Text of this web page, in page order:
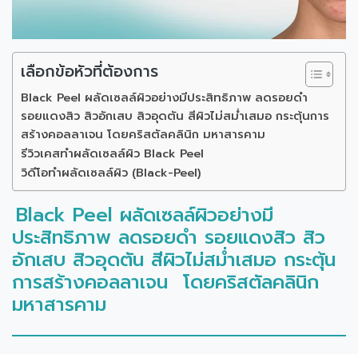
เลือกข้อหัวที่ต้องการ
Black Peel ผลัดเซลล์ผิวอย่างมีประสิทธิภาพ ลดรอยดำ
รอยแดงสิว สิวอักเสบ สิวอุดตัน สีผิวไม่สม่ำเสมอ กระตุ้นการ
สร้างคอลลาเจน โดยคริสตัลคลินิก มหาสารคาม
รีวิวเคสทำผลัดเซลล์ผิว Black Peel
วิดีโอทำผลัดเซลล์ผิว (Black-Peel)
Black Peel ผลัดเซลล์ผิวอย่างมี
ประสิทธิภาพ ลดรอยดำ รอยแดงสิว สิว
อักเสบ สิวอุดตัน สีผิวไม่สม่ำเสมอ กระตุ้น
การสร้างคอลลาเจน โดยคริสตัลคลินิก
มหาสารคาม